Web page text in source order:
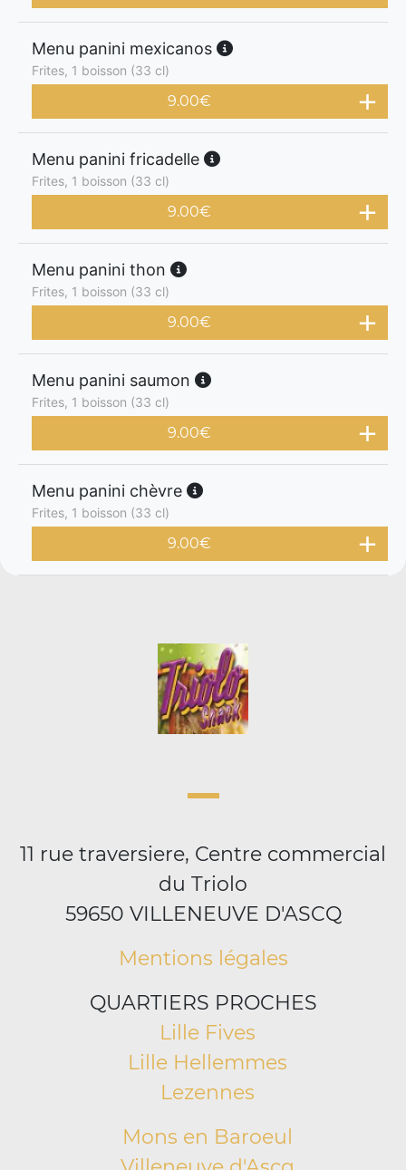
Menu panini mexicanos
Frites, 1 boisson (33 cl)
9.00€
Menu panini fricadelle
Frites, 1 boisson (33 cl)
9.00€
Menu panini thon
Frites, 1 boisson (33 cl)
9.00€
Menu panini saumon
Frites, 1 boisson (33 cl)
9.00€
Menu panini chèvre
Frites, 1 boisson (33 cl)
9.00€
11 rue traversiere, Centre commercial
du Triolo
59650 VILLENEUVE D'ASCQ
Mentions légales
QUARTIERS PROCHES
Lille Fives
Lille Hellemmes
Lezennes
Mons en Baroeul